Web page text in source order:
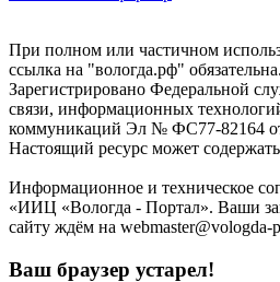
При полном или частичном
ссылка на "вологда.рф" обязательна.
Зарегистрировано Федеральной
связи, информационных
коммуникаций Эл № ФС77-82164 от
Настоящий ресурс может
Информационное и техническое
«ИИЦ «Вологда - Портал». Ваши
сайту ждём на webmaster@vologda-
Ваш браузер устарел!